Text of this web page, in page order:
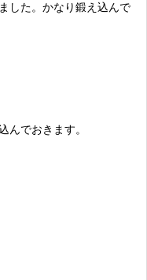
した。かなり鍛え込んで
んでおきます。